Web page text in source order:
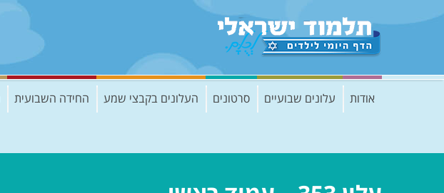
אודות עלונים שבועיים סרטונים העלונים בקבצי שמע החידה השבועית